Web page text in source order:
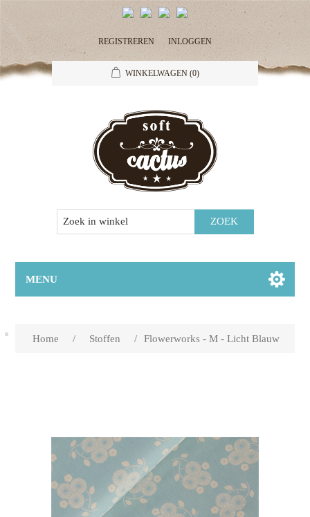
REGISTREREN INLOGGEN
WINKELWAGEN (0)
MENU
Home / Stoffen / Flowerworks - M - Licht Blauw